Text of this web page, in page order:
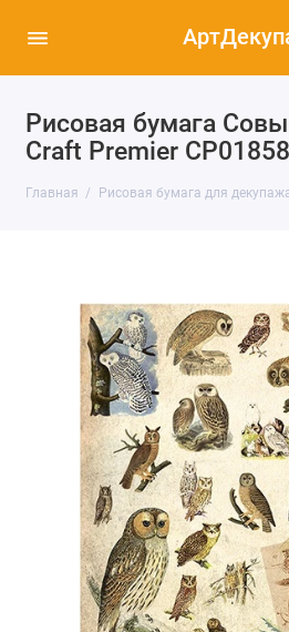
Рисовая бумага
Craft Premier CP01858
Главная Рисовая бумага для